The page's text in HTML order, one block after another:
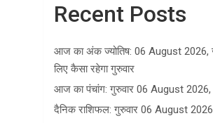
Recent Posts
आज का अंक ज्योतिष: 06 August
लिए कैसा रहेगा गुरुवार
आज का पंचांग: गुरुवार 06 August
दैनिक राशिफल: गुरुवार 06 August 2026